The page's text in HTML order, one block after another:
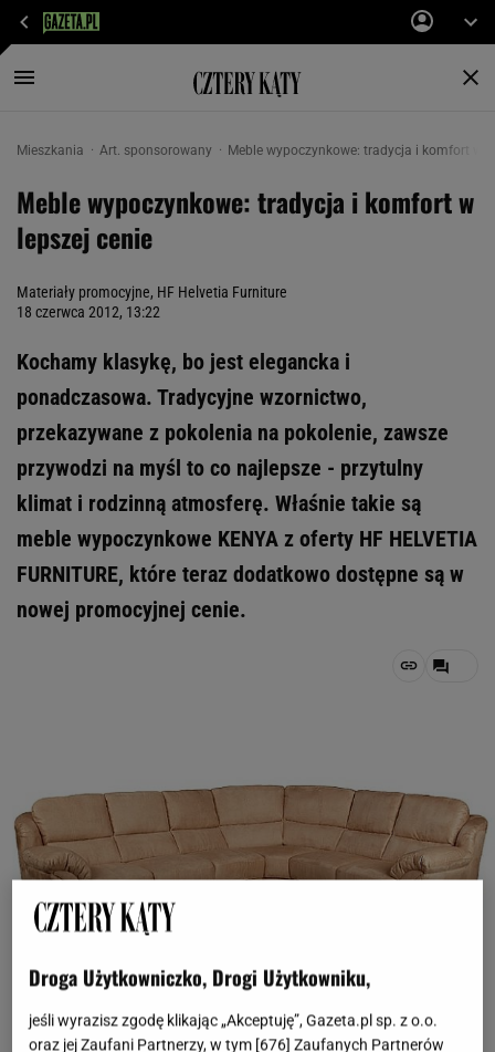
Mieszkania Art. sponsorowany Meble wypoczynkowe: tradycja i komfort w
Meble wypoczynkowe: tradycja i komfort w
lepszej cenie
Materiały promocyjne, HF Helvetia Furniture
18 czerwca 2012, 13:22
Kochamy klasykę, bo jest elegancka i
ponadczasowa. Tradycyjne wzornictwo,
przekazywane z pokolenia na pokolenie, zawsze
przywodzi na myśl to co najlepsze - przytulny
klimat i rodzinną atmosferę. Właśnie takie są
meble wypoczynkowe KENYA z oferty HF HELVETIA
FURNITURE, które teraz dodatkowo dostępne są w
nowej promocyjnej cenie.
Fot. HF Helvetia Furniture
Droga Użytkowniczko, Drogi Użytkowniku,
jeśli wyrazisz zgodę klikając „Akceptuję”, Gazeta.pl sp. z o.o.
oraz jej Zaufani Partnerzy, w tym [676] Zaufanych Partnerów